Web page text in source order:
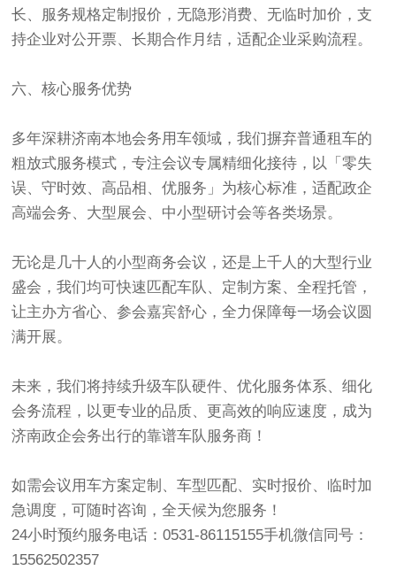
长、服务规格定制报价，无隐形消费、无临时加价，支
持企业对公开票、长期合作月结，适配企业采购流程。
六、核心服务优势
多年深耕济南本地会务用车领域，我们摒弃普通租车的
粗放式服务模式，专注会议专属精细化接待，以「零失
误、守时效、高品相、优服务」为核心标准，适配政企
高端会务、大型展会、中小型研讨会等各类场景。
无论是几十人的小型商务会议，还是上千人的大型行业
盛会，我们均可快速匹配车队、定制方案、全程托管，
让主办方省心、参会嘉宾舒心，全力保障每一场会议圆
满开展。
未来，我们将持续升级车队硬件、优化服务体系、细化
会务流程，以更专业的品质、更高效的响应速度，成为
济南政企会务出行的靠谱车队服务商！
如需会议用车方案定制、车型匹配、实时报价、临时加
急调度，可随时咨询，全天候为您服务！
24小时预约服务电话：0531-86115155手机微信同号：
15562502357